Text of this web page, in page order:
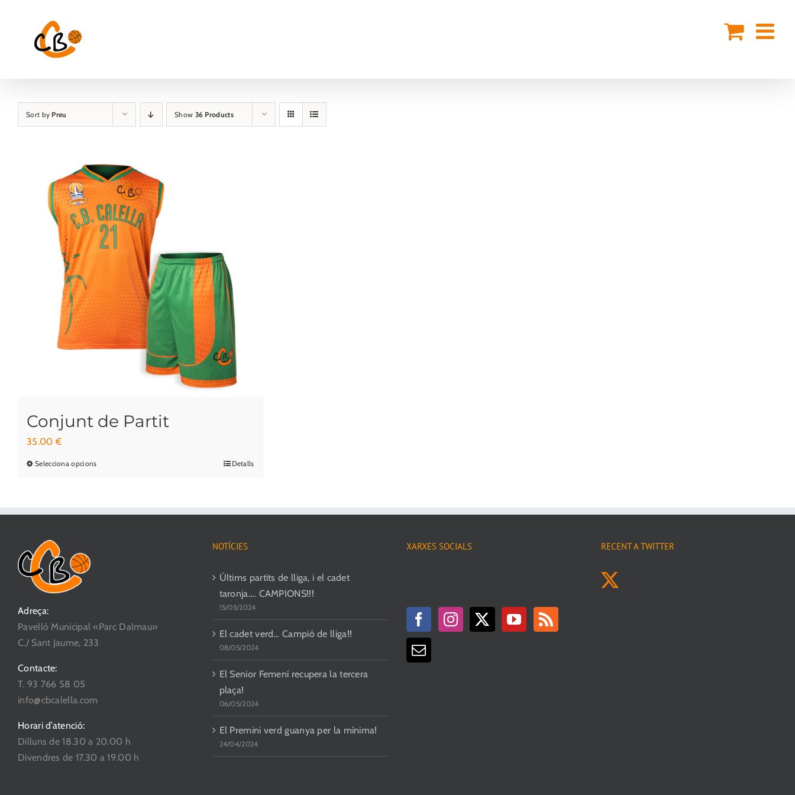
Sort by Preu Show 36 Products
Conjunt de Partit
35.00€
Selecciona opcionsAquest
diverses
a
la
Detalls
Adreça:
Pavelló Municipal «Parc Dalmau»
C./ Sant Jaume, 233
Contacte:
T. 93 766 58 05
info@cbcalella.com
Horari d’atenció:
Dilluns de 18.30 a 20.00 h
Divendres de 17.30 a 19.00 h
NOTÍCIES
Últims partits de lliga, i el cadet
taronja…. CAMPIONS!!!
15/05/2024
El cadet verd… Campió de lliga!!
08/05/2024
El Senior Femení recupera la tercera
plaça!
06/05/2024
El Premini verd guanya per la mínima!
24/04/2024
XARXES SOCIALS RECENT A TWITTER